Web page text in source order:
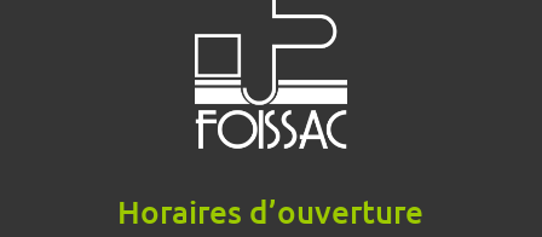
Horaires d’ouverture